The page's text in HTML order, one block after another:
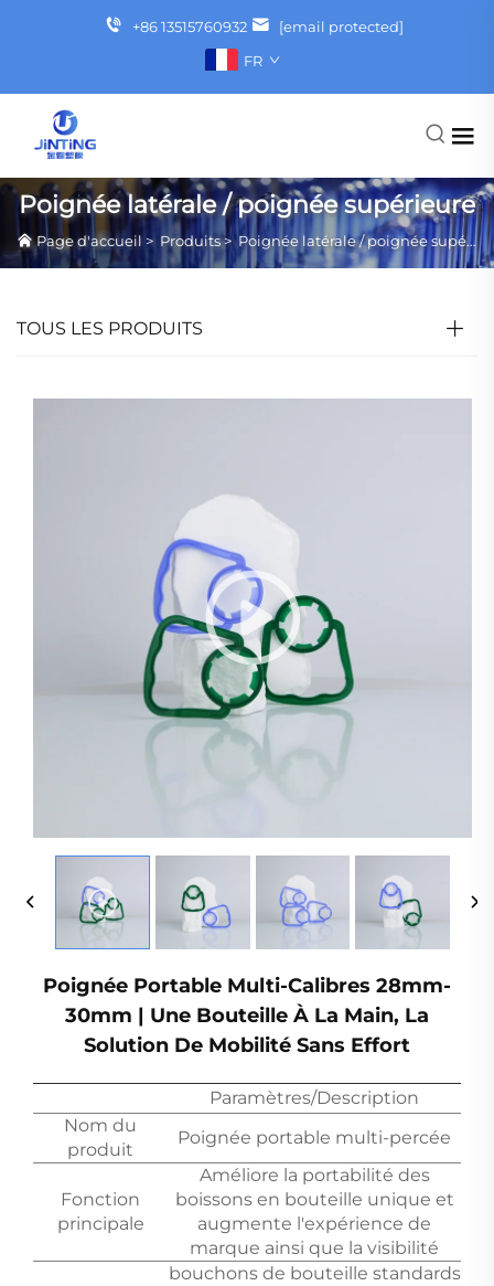
+86 13515760932
[email protected]
FR
Poignée latérale / poignée supérieure
Page d'accueil > Produits>Poignée latérale / poignée supérieure
TOUS LES PRODUITS
Poignée Portable Multi-Calibres 28mm-
30mm | Une Bouteille À La Main, La
Solution De Mobilité Sans Effort
Paramètres/Description
Nom du
produit
Poignée portable multi-percée
Fonction
principale
Améliore la portabilité des
boissons en bouteille unique et
augmente l'expérience de
marque ainsi que la visibilité
bouchons de bouteille standards